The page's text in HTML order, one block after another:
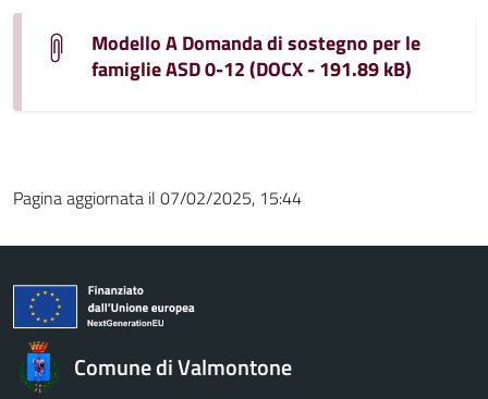
Modello A Domanda di sostegno per le
famiglie ASD 0-12 (DOCX - 191.89 kB)
Pagina aggiornata il 07/02/2025, 15:44
Comune di Valmontone